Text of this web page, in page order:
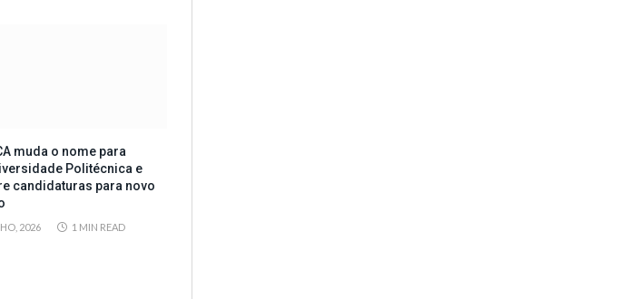
muda o nome para
Politécnica e
candidaturas para novo
2026 1 MIN READ